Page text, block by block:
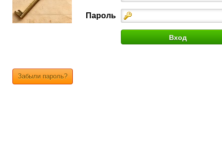
Пароль
Забыли пароль?